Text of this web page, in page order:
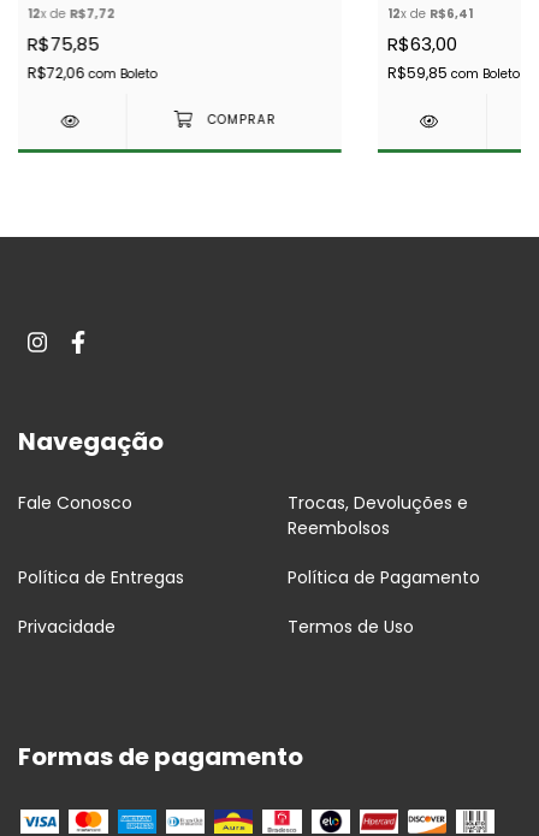
FTC500010 - FTC2383
12x de R$7,72
R$75,85
R$72,06com Boleto
ERR5099
12x de R$6,41
R$63,00
R$59,85 com Boleto
Navegação
Fale Conosco
Trocas, Devoluções e
Reembolsos
Política de Entregas Política de Pagamento
Privacidade Termos de Uso
Formas de pagamento